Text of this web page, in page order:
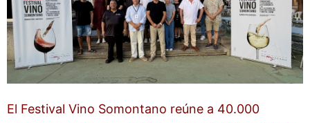
El Festival Vino Somontano reúne a 40.000